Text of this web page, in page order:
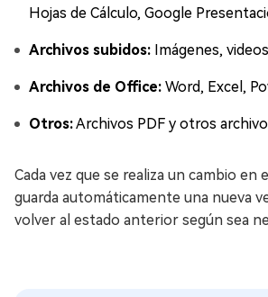
Hojas de Cálculo, Google
Archivos subidos: Imágenes,
Archivos de Office: Word, Excel,
Otros:Archivos PDF y otros
Cada vez que se realiza un cambio en
guarda automáticamente una nueva
volver al estado anterior según sea